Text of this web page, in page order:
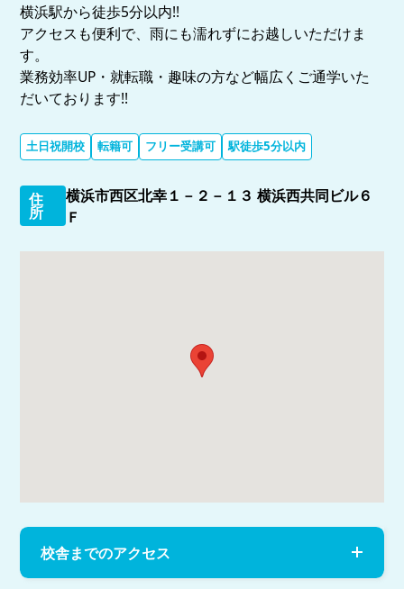
横浜駅から徒歩5分以内!!
アクセスも便利で、雨にも濡れずにお越しいただけま
す。
業務効率UP・就転職・趣味の方など幅広くご通学いた
だいております!!
土日祝開校 転籍可 フリー受講可 駅徒歩5分以内
住
所
横浜市西区北幸１－２－１３ 横浜西共同ビル６
Ｆ
校舎までのアクセス